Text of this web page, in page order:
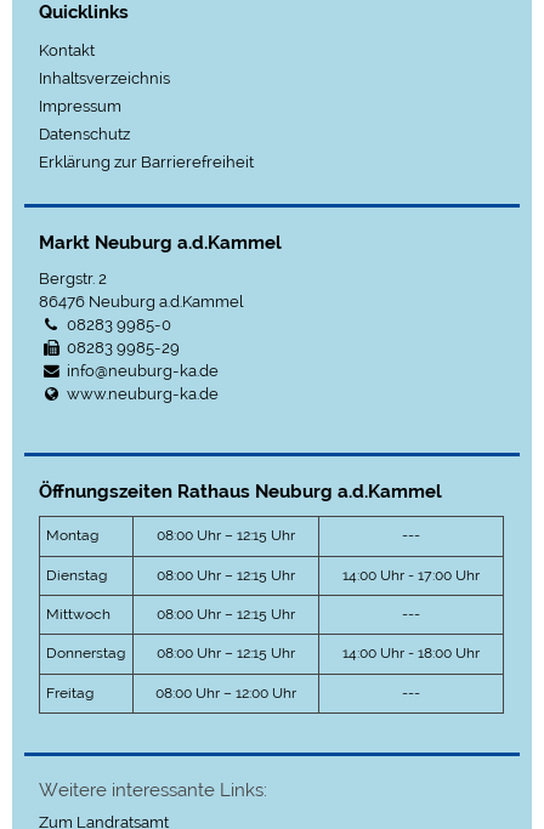
Quicklinks
Kontakt
Inhaltsverzeichnis
Impressum
Datenschutz
Erklärung zur Barrierefreiheit
Markt Neuburg a.d.Kammel
Bergstr. 2
86476 Neuburg a.d.Kammel
08283 9985-0
08283 9985-29
info@neuburg-ka.de
www.neuburg-ka.de
Öffnungszeiten Rathaus Neuburg a.d.Kammel
Montag 08:00 Uhr – 12:15 Uhr ---
Dienstag 08:00 Uhr – 12:15 Uhr 14:00 Uhr - 17:00 Uhr
Mittwoch 08:00 Uhr – 12:15 Uhr ---
Donnerstag 08:00 Uhr – 12:15 Uhr 14:00 Uhr - 18:00 Uhr
Freitag 08:00 Uhr – 12:00 Uhr ---
Weitere interessante Links:
Zum Landratsamt